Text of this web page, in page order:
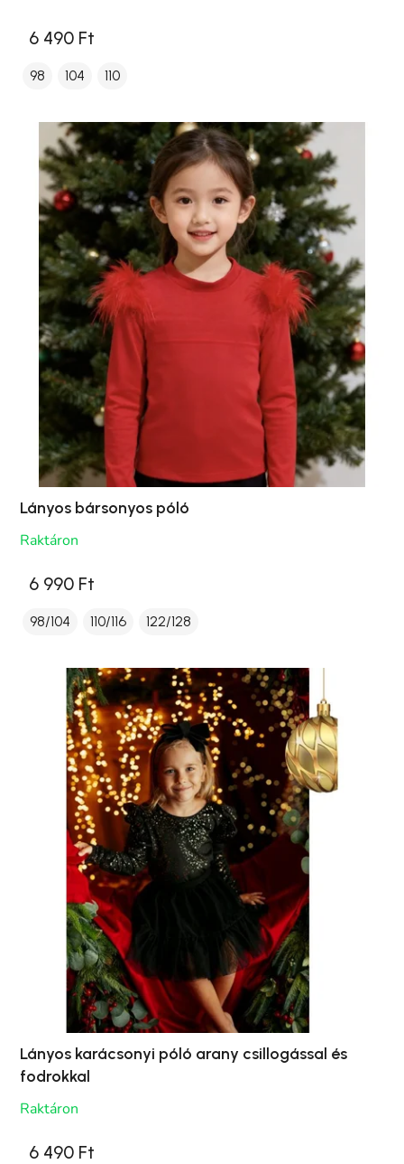
6 490 Ft
98 104 110
Lányos bársonyos póló
Raktáron
6 990 Ft
98/104 110/116 122/128
Lányos karácsonyi póló arany csillogással és
fodrokkal
Raktáron
6 490 Ft